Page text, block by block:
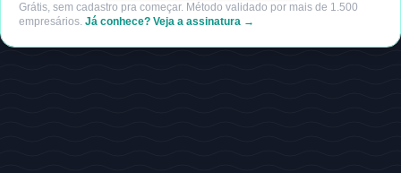
Grátis, sem cadastro pra começar. Método validado por mais de 1.500
empresários. Já conhece? Veja a assinatura →